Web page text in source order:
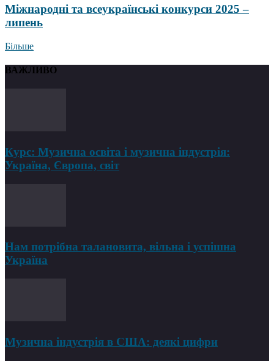
Міжнародні та всеукраїнські конкурси 2025 –
липень
Більше
ВАЖЛИВО
Курс: Музична освіта і музична індустрія:
Україна, Європа, світ
Нам потрібна талановита, вільна і успішна
Україна
Музична індустрія в США: деякі цифри